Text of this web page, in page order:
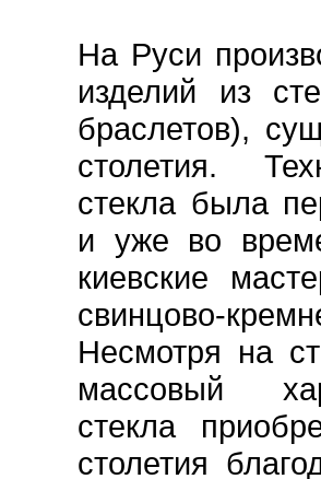
На Руси
изделий из
браслетов),
столетия.
стекла была
и уже во
киевские
свинцово-
Несмотря на
массовый
стекла
столетия